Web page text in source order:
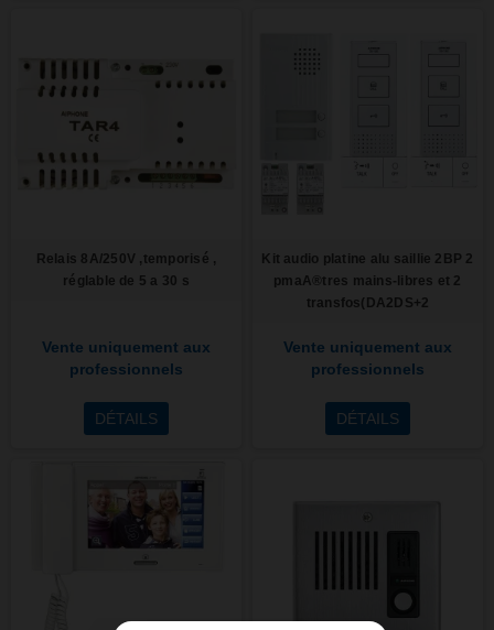
Relais 8A/250V ,temporisé ,
réglable de 5 a 30 s
Vente uniquement aux
professionnels
DÉTAILS
Kit audio platine alu saillie 2BP 2
pmaA®tres mains-libres et 2
transfos(DA2DS+2
Vente uniquement aux
professionnels
DÉTAILS